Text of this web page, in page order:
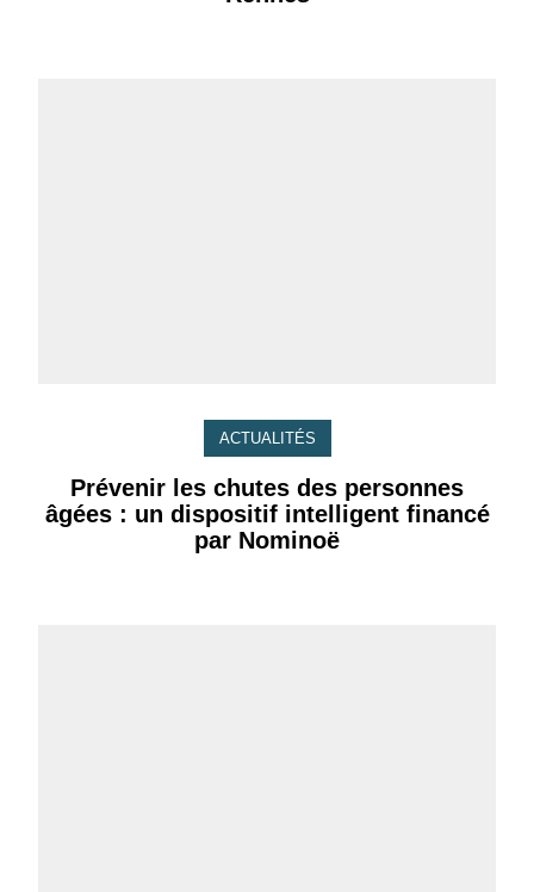
ACTUALITÉS
Prévenir les chutes des personnes
âgées : un dispositif intelligent financé
par Nominoë